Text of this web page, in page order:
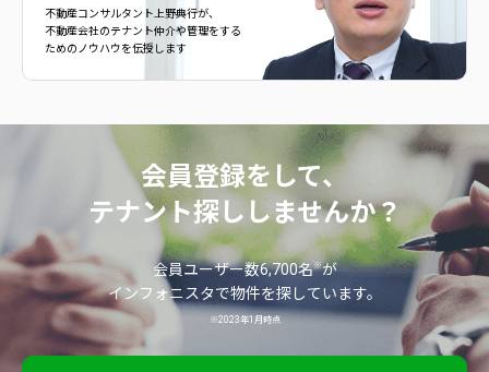
不動産コンサルタント上野典行が、
不動産会社のテナント仲介や管理をする
ためのノウハウを伝授します
会員登録をして、
テナント探ししませんか？
会員ユーザー数6,700名※が
インフォニスタで物件を探しています。
※2023年1月時点